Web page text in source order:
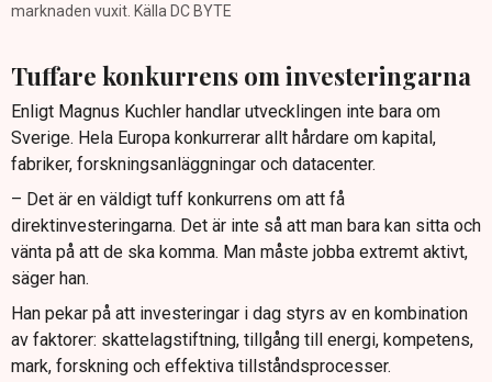
marknaden vuxit. Källa DC BYTE
Tuffare konkurrens om investeringarna
Enligt Magnus Kuchler handlar utvecklingen inte bara om
Sverige. Hela Europa konkurrerar allt hårdare om kapital,
fabriker, forskningsanläggningar och datacenter.
– Det är en väldigt tuff konkurrens om att få
direktinvesteringarna. Det är inte så att man bara kan sitta och
vänta på att de ska komma. Man måste jobba extremt aktivt,
säger han.
Han pekar på att investeringar i dag styrs av en kombination
av faktorer: skattelagstiftning, tillgång till energi, kompetens,
mark, forskning och effektiva tillståndsprocesser.